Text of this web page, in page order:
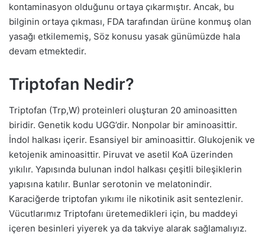
kontaminasyon olduğunu ortaya çıkarmıştır. Ancak, bu
bilginin ortaya çıkması, FDA tarafından ürüne konmuş olan
yasağı etkilememiş, Söz konusu yasak günümüzde hala
devam etmektedir.
Triptofan Nedir?
Triptofan (Trp,W) proteinleri oluşturan 20 aminoasitten
biridir. Genetik kodu UGG’dir. Nonpolar bir aminoasittir.
İndol halkası içerir. Esansiyel bir aminoasittir. Glukojenik ve
ketojenik aminoasittir. Piruvat ve asetil KoA üzerinden
yıkılır. Yapısında bulunan indol halkası çeşitli bileşiklerin
yapısına katılır. Bunlar serotonin ve melatonindir.
Karaciğerde triptofan yıkımı ile nikotinik asit sentezlenir.
Vücutlarımız Triptofanı üretemedikleri için, bu maddeyi
içeren besinleri yiyerek ya da takviye alarak sağlamalıyız.